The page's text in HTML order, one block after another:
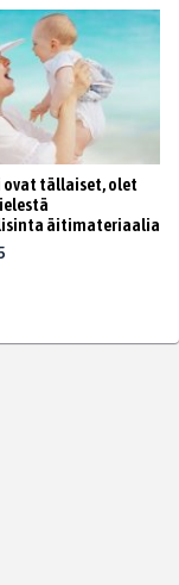
ovat tällaiset, olet
äitimateriaalia